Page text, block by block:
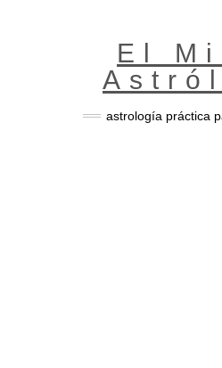
El
astrología práctica